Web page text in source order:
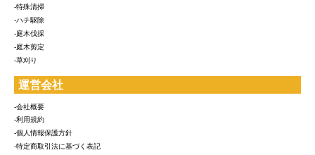
-特殊清掃
-ハチ駆除
-庭木伐採
-庭木剪定
-草刈り
運営会社
-会社概要
-利用規約
-個人情報保護方針
-特定商取引法に基づく表記